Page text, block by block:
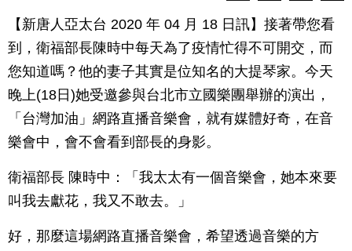
【新唐人亞太台 2020 年 04 月 18 日訊】接著帶您看
到，衛福部長陳時中每天為了疫情忙得不可開交，而
您知道嗎？他的妻子其實是位知名的大提琴家。今天
晚上(18日)她受邀參與台北市立國樂團舉辦的演出，
「台灣加油」網路直播音樂會，就有媒體好奇，在音
樂會中，會不會看到部長的身影。
衛福部長 陳時中：「我太太有一個音樂會，她本來要
叫我去獻花，我又不敢去。」
好，那麼這場網路直播音樂會，希望透過音樂的方